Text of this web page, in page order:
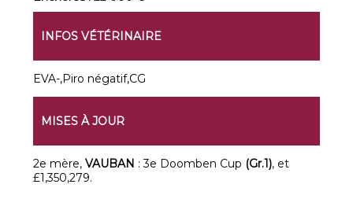
INFOS VÉTÉRINAIRE
EVA-,Piro négatif,CG
MISES À JOUR
2e mère,VAUBAN : 3e Doomben Cup (Gr.1), et
£1,350,279.